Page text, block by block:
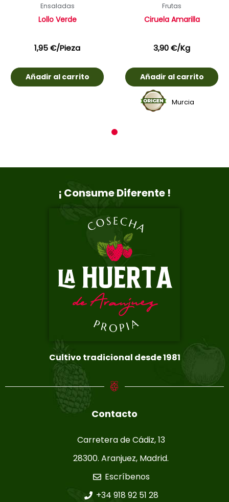
Ensaladas
Lollo Verde
1,95€/Pieza
Añadir al carrito
Frutas
Ciruela Amarilla
3,90€/Kg
Añadir al carrito
Murcia
¡ Consume Diferente !
Cultivo tradicional desde 1981
Contacto
Carretera de Cádiz, 13
28300. Aranjuez, Madrid.
Escríbenos
+34 918 92 51 28